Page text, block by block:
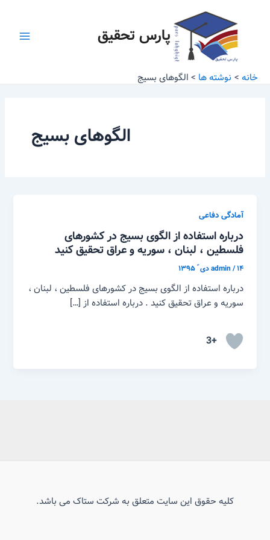
پارس تحقیق
خانه نوشته ها الگوهای بسیج
الگوهای بسیج
آمادگی دفاعی
درباره استفاده از الگوی بسیج در کشورهای
فلسطین ، لبنان ، سوریه و عراق تحقیق کنید
admin/۱۴ دی ّ ۱۳۹۵
درباره استفاده از الگوی بسیج در کشورهای فلسطین ، لبنان ،
سوریه و عراق تحقیق کنید . درباره استفاده از […]
+3
کلیه حقوق این سایت متعلق به شرکت ستاک می باشد.